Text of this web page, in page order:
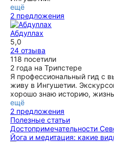
ещё
2 предложения
Абдуллах
5,0
24 отзыва
118 посетили
2 года на Трипстере
Я профессиональный гид с
живу в Ингушетии.
хорошо знаю историю,
ещё
2 предложения
Полезные статьи
До­сто­при­ме­ча­тель­но­сти
Йога и медитация: какие